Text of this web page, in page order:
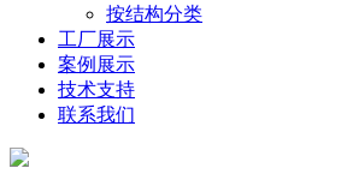
按结构分类
工厂展示
案例展示
技术支持
联系我们